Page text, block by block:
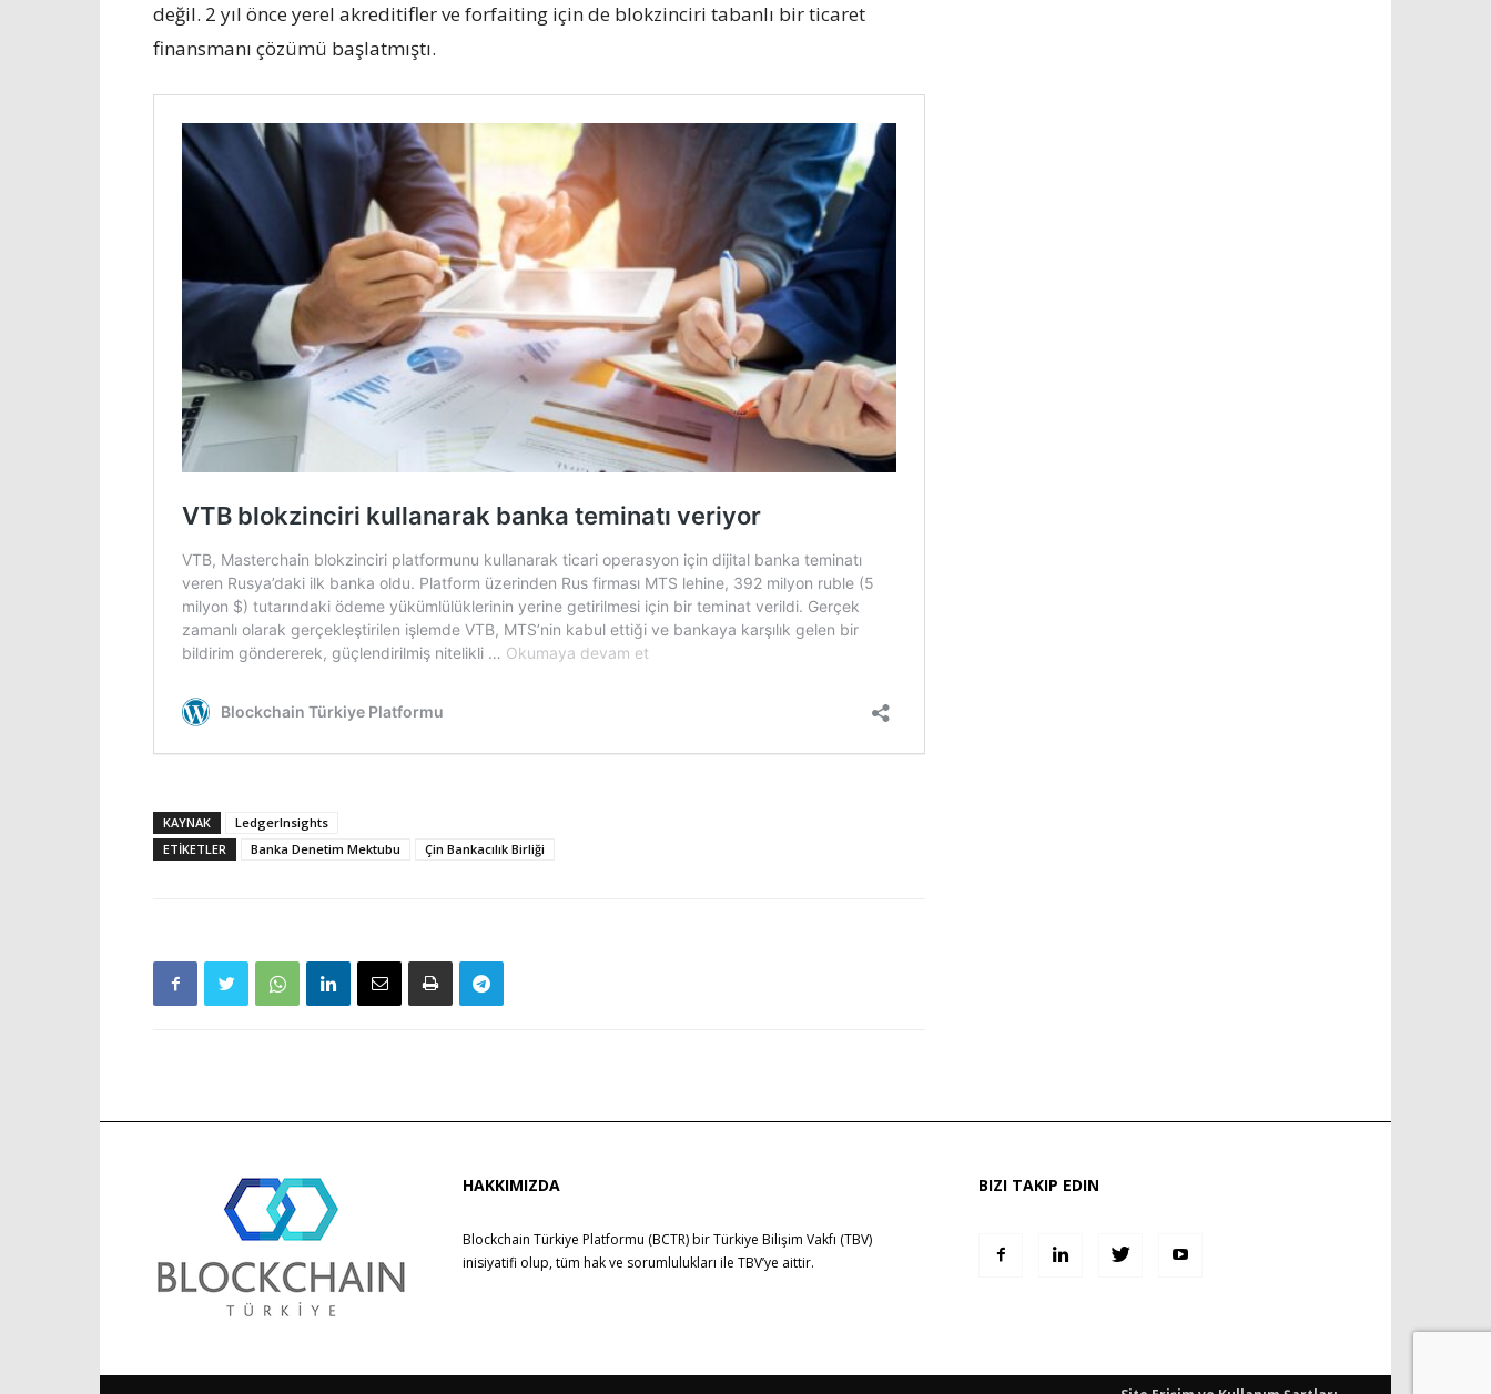
değil. 2 yıl önce yerel akreditifler ve forfaiting için de blokzinciri tabanlı bir ticaret
finansmanı çözümü başlatmıştı.
KAYNAK
LedgerInsights
ETIKETLER
Banka Denetim Mektubu Çin Bankacılık Birliği
HAKKIMIZDA
Blockchain Türkiye Platformu (BCTR) birTürkiye Bilişim Vakfı (TBV)
inisiyatifi olup, tüm hak ve sorumlulukları ile TBV’ye aittir.
BIZI TAKIP EDIN